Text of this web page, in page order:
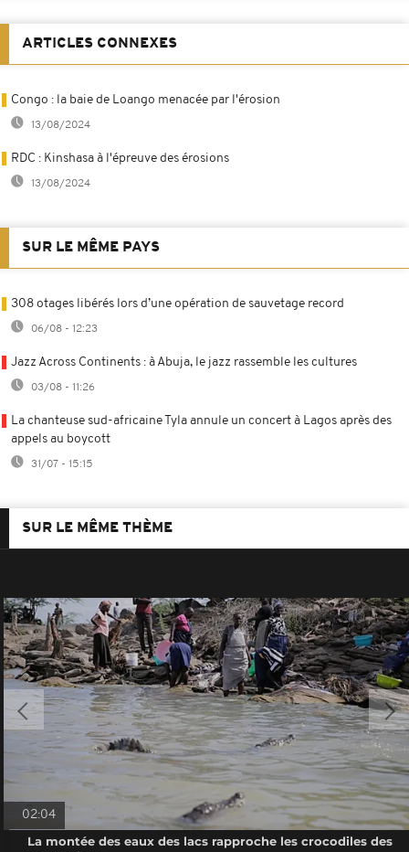
ARTICLES CONNEXES
Congo : la baie de Loango menacée par l'érosion
13/08/2024
RDC : Kinshasa à l'épreuve des érosions
13/08/2024
SUR LE MÊME PAYS
308 otages libérés lors d’une opération de sauvetage record
06/08 - 12:23
Jazz Across Continents : à Abuja, le jazz rassemble les cultures
03/08 - 11:26
La chanteuse sud-africaine Tyla annule un concert à Lagos après des
appels au boycott
31/07 - 15:15
SUR LE MÊME THÈME
02:04
La montée des eaux des lacs rapproche les crocodiles des